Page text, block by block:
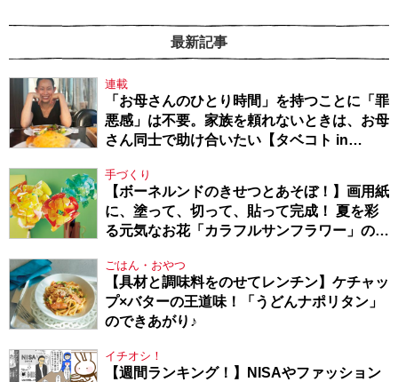
最新記事
連載
「お母さんのひとり時間」を持つことに「罪
悪感」は不要。家族を頼れないときは、お母
さん同士で助け合いたい【タベコト in
手づくり
【ボーネルンドのきせつとあそぼ！】画用紙
に、塗って、切って、貼って完成！ 夏を彩
る元気なお花「カラフルサンフラワー」の作
ごはん・おやつ
【具材と調味料をのせてレンチン】ケチャッ
プ×バターの王道味！「うどんナポリタン」
のできあがり♪
イチオシ！
【週間ランキング！】NISAやファッション